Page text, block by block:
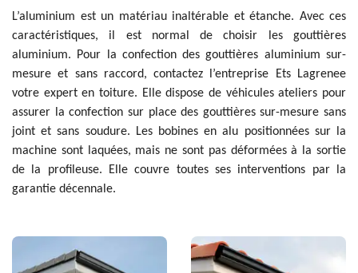
L’aluminium est un matériau inaltérable et étanche. Avec ces
caractéristiques, il est normal de choisir les gouttières
aluminium. Pour la confection des gouttières aluminium sur-
mesure et sans raccord, contactez l’entreprise Ets Lagrenee
votre expert en toiture. Elle dispose de véhicules ateliers pour
assurer la confection sur place des gouttières sur-mesure sans
joint et sans soudure. Les bobines en alu positionnées sur la
machine sont laquées, mais ne sont pas déformées à la sortie
de la profileuse. Elle couvre toutes ses interventions par la
garantie décennale.